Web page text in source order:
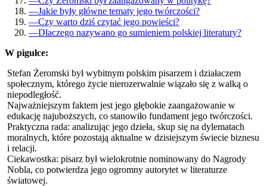
—Jakie były główne tematy jego twórczości?
—Czy warto dziś czytać jego powieści?
—Dlaczego nazywano go sumieniem polskiej literatury?
W pigułce:
Stefan Żeromski był wybitnym polskim pisarzem i działaczem
społecznym, którego życie nierozerwalnie wiązało się z walką o
niepodległość.
Najważniejszym faktem jest jego głębokie zaangażowanie w
edukację najuboższych, co stanowiło fundament jego twórczości.
Praktyczna rada: analizując jego dzieła, skup się na dylematach
moralnych, które pozostają aktualne w dzisiejszym świecie biznesu
i relacji.
Ciekawostka: pisarz był wielokrotnie nominowany do Nagrody
Nobla, co potwierdza jego ogromny autorytet w literaturze
światowej.